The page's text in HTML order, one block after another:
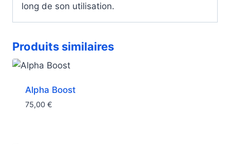
long de son utilisation.
Produits similaires
Alpha Boost
75,00 €